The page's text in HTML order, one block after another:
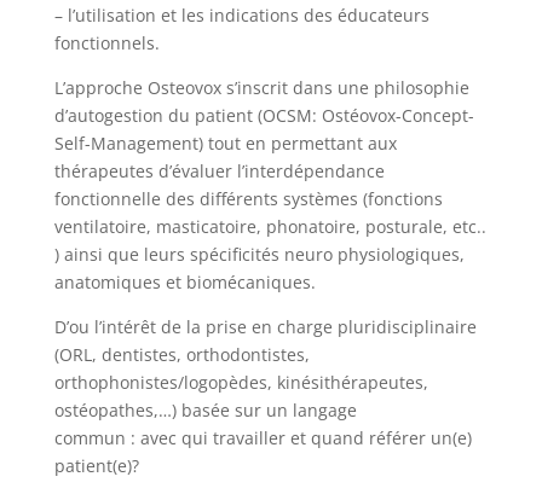
– l’utilisation et les indications des éducateurs
fonctionnels.
L’approche Osteovox s’inscrit dans une philosophie
d’autogestion du patient (OCSM: Ostéovox-Concept-
Self-Management) tout en permettant aux
thérapeutes d’évaluer l’interdépendance
fonctionnelle des différents systèmes (fonctions
ventilatoire, masticatoire, phonatoire, posturale, etc..
) ainsi que leurs spécificités neuro physiologiques,
anatomiques et biomécaniques.
D’ou l’intérêt de la prise en charge pluridisciplinaire
(ORL, dentistes, orthodontistes,
orthophonistes/logopèdes, kinésithérapeutes,
ostéopathes,…) basée sur un langage
commun : avec qui travailler et quand référer un(e)
patient(e)?